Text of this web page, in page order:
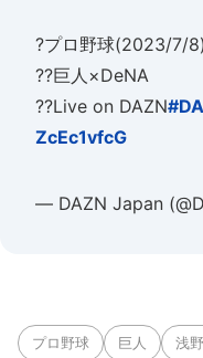
?プロ野球(2023/7/8)
??巨人×DeNA
??Live on DAZN
ZcEc1vfcG
— DAZN Japan
プロ野球 巨人 浅